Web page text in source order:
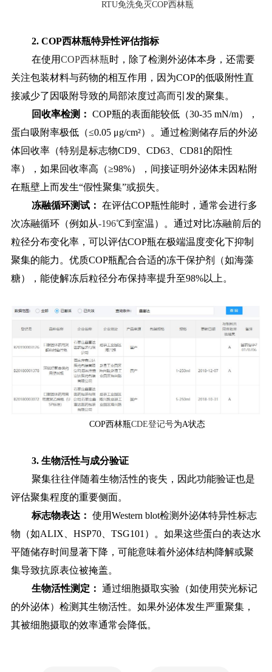
RTU免洗免灭COP西林瓶
2. COP西林瓶特异性评估指标
在使用COP西林瓶时，除了检测外泌体本身，还需要
关注包装材料与药物的相互作用，因为COP的低吸附性直
接减少了因吸附导致的局部浓度过高而引发的聚集。
回收率检测： COP瓶的表面能较低（30-35 mN/m），
蛋白吸附率极低（≤0.05 μg/cm²）。通过检测储存后的外泌
体回收率（特别是标志物CD9、CD63、CD81的阳性
率），如果回收率高（≥98%），间接证明外泌体未因粘附
在瓶壁上而发生“假性聚集”或损失。
冻融循环测试： 在评估COP瓶性能时，通常会进行多
次冻融循环（例如从-196℃到室温）。通过对比冻融前后的
粒径分布变化率，可以评估COP瓶在极端温度变化下抑制
聚集的能力。优质COP瓶配合合适的冻干保护剂（如海藻
糖），能使解冻后粒径分布保持率提升至98%以上。
COP西林瓶CDE登记号为A状态
3. 生物活性与成分验证
聚集往往伴随着生物活性的丧失，因此功能验证也是
评估聚集程度的重要侧面。
标志物表达： 使用Western blot检测外泌体特异性标志
物（如ALIX、HSP70、TSG101）。如果这些蛋白的表达水
平随储存时间显著下降，可能意味着外泌体结构降解或聚
集导致抗原表位被掩盖。
生物活性测定： 通过细胞摄取实验（如使用荧光标记
的外泌体）检测其生物活性。如果外泌体发生严重聚集，
其被细胞摄取的效率通常会降低。